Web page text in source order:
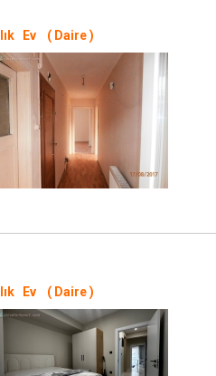
Ev ( Daire )
Ev ( Daire )